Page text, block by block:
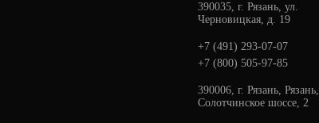
390035, г. Рязань, ул.
Черновицкая, д. 19
+7 (491) 293-07-07
+7 (800) 505-97-85
390006, г. Рязань, Рязань,
Солотчинское шоссе, 2